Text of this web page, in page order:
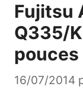
Fujitsu
Q335/
pouces
16/07/2014